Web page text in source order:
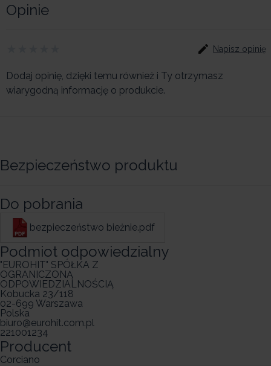
Opinie
Napisz opinię
Dodaj opinię, dzięki temu również i Ty otrzymasz
wiarygodną informację o produkcie.
Bezpieczeństwo produktu
Do pobrania
bezpieczeństwo bieżnie.pdf
Podmiot odpowiedzialny
"EUROHIT" SPÓŁKA Z
OGRANICZONĄ
ODPOWIEDZIALNOŚCIĄ
Kobucka 23/118
02-699 Warszawa
Polska
biuro@eurohit.com.pl
221001234
Producent
Corciano